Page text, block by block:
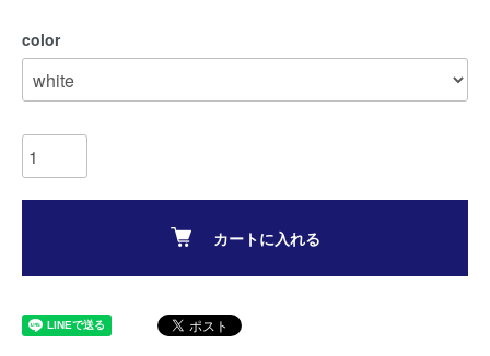
color
カートに入れる